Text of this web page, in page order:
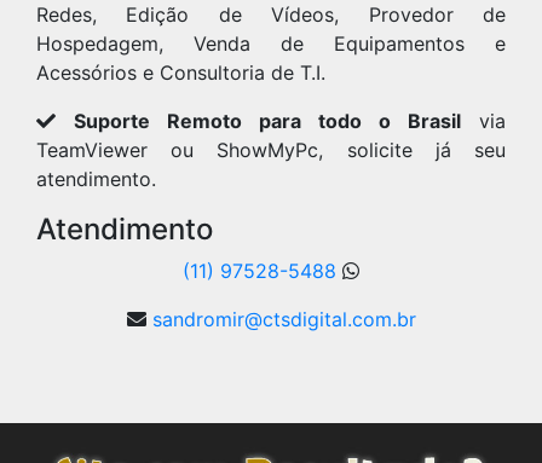
Redes, Edição de Vídeos, Provedor de
Hospedagem, Venda de Equipamentos e
Acessórios e Consultoria de T.I.
Suporte Remoto para todo o Brasil via
TeamViewer ou ShowMyPc, solicite já seu
atendimento.
Atendimento
(11) 97528-5488
sandromir@ctsdigital.com.br